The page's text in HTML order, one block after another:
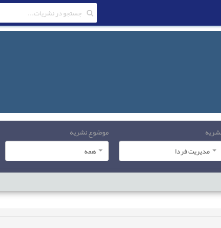
مدیریت فردا
موضوع نشریه
همه